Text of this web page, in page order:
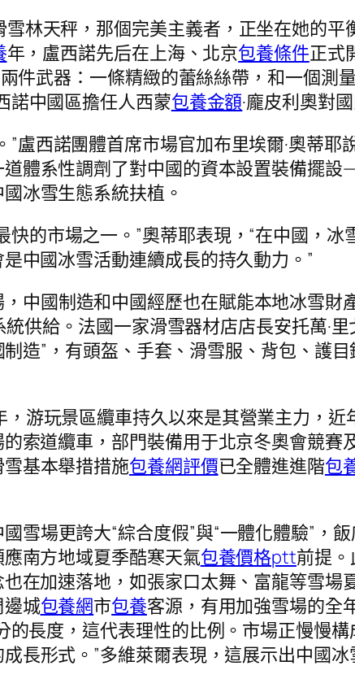
林天秤，那個完美主義者，正坐在她的平
年，盧西諾先后在上海、北京包養條件正式
件武器：一條精緻的蕾絲絲帶，和一個測
諾中國區擔任人西蒙包養金額·龐皮利奧對
。”盧西諾團體首席市場官加布里埃爾·奧蒂耶
道體系性調劑了對中國的資本設置裝備擺
冰雪生態系統扶植。
快的市場之一。”奧蒂耶表現，“在中國，
中國冰雪活動連續成長的持久動力。”
中國制造和中國經歷也在賦能本地冰雪財
統供給。法國一家滑雪器材店店長安托萬·里
制造”，有頭盔、手套、滑雪服、背包、護
游玩景區纜車持久以來是其營業主力，
索道纜車，部門裝備用于北京冬奧會競賽
基本舉措措施包養網評價已全體進進階包
雪場更誇大“綜合度假”與“一體化體驗”，
南方地域夏季酷寒天氣包養價格ptt前提
在加速落地，如張家口太舞、富龍等雪場
城包養網市包養客源，有用加強雪場的全
長度，這代表理性的比例。市場正慢慢
成長形式。”多維萊爾表現，這展示出中國